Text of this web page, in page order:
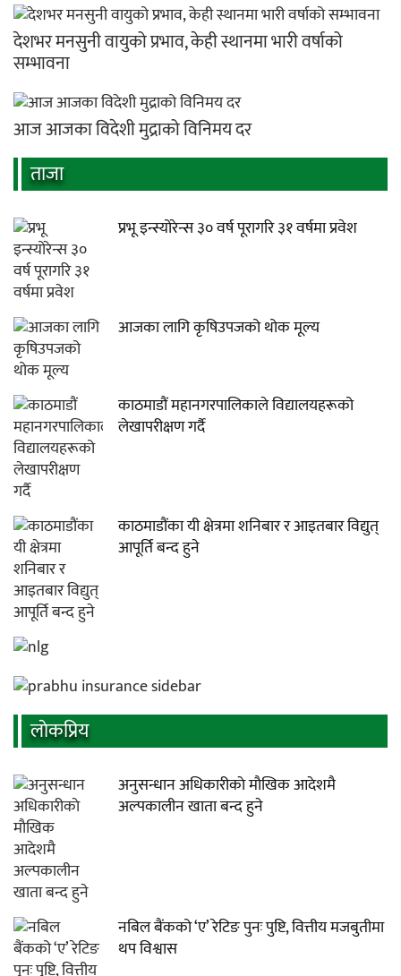
देशभर मनसुनी वायुको प्रभाव, केही स्थानमा भारी वर्षाको
सम्भावना
आज आजका विदेशी मुद्राको विनिमय दर
ताजा
प्रभू इन्स्योरेन्स ३० वर्ष पूरागरि ३१ वर्षमा प्रवेश
आजका लागि कृषिउपजको थोक मूल्य
काठमाडौं महानगरपालिकाले विद्यालयहरूको
लेखापरीक्षण गर्दै
काठमाडौंका यी क्षेत्रमा शनिबार र आइतबार विद्युत्
आपूर्ति बन्द हुने
लाेकप्रिय
अनुसन्धान अधिकारीकाे माैखिक आदेशमै
अल्पकालीन खाता बन्द हुने
नबिल बैंकको ‘ए’ रेटिङ पुनः पुष्टि, वित्तीय मजबुतीमा
थप विश्वास